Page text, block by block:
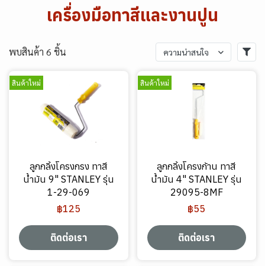
เครื่องมือทาสีและงานปูน
พบสินค้า 6 ชิ้น ความน่าสนใจ
สินค้าใหม่
ลูกกลิ้งโครงกรง ทาสี
น้ำมัน 9" STANLEY รุ่น
1-29-069
฿125
ติดต่อเรา
สินค้าใหม่
ลูกกลิ้งโครงก้าน ทาสี
น้ำมัน 4" STANLEY รุ่น
29095-8MF
฿55
ติดต่อเรา